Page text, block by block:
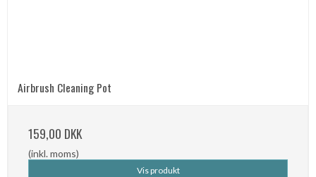
Airbrush Cleaning Pot
159,00 DKK
(inkl. moms)
Vis produkt